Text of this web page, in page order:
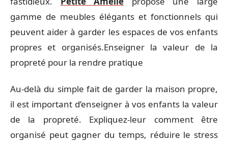
gamme de meubles élégants et fonctionnels qui
peuvent aider à garder les espaces de vos enfants
propres et organisés.Enseigner la valeur de la
propreté pour la rendre pratique
Au-delà du simple fait de garder la maison propre,
il est important d’enseigner à vos enfants la valeur
de la propreté. Expliquez-leur comment être
organisé peut gagner du temps, réduire le stress